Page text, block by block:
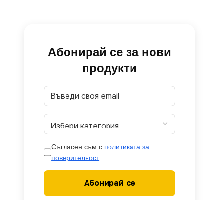
Абонирай се за нови
продукти
Съгласен съм с политиката за
поверителност
Абонирай се